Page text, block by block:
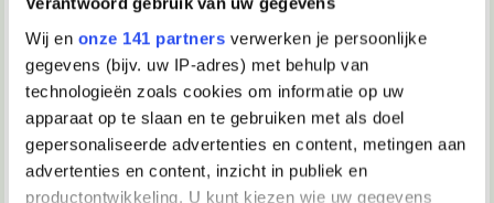
Wij en onze 141 partners verwerken je persoonlijke
gegevens (bijv. uw IP-adres) met behulp van
technologieën zoals cookies om informatie op uw
apparaat op te slaan en te gebruiken met als doel
gepersonaliseerde advertenties en content, metingen aan
advertenties en content, inzicht in publiek en
productontwikkeling. U kunt kiezen wie uw gegevens
Stefenootje, je moet niet zoveel nadenken over wat andere
mensen misschien wel niet zouden kunnen denken.
is alleen maar vermoeiend. Gewoon doen wat jij wilt en
/caren wat anderen denken!
__________________
Je was een glasblazer met een wolk van diamanten aan zijn mond
12-08-2007, 22:38
TRA